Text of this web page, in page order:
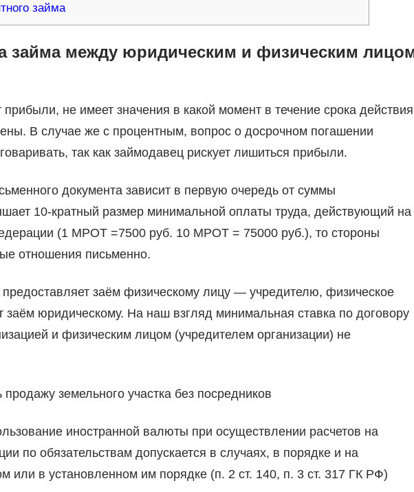
займа
займа между юридическим и физическим
не имеет значения в какой момент в течение срока действия
В случае же с процентным, вопрос о досрочном погашении
так как займодавец рискует лишиться прибыли.
документа зависит в первую очередь от суммы
10-кратный размер минимальной оплаты труда, действующий на
(1 МРОТ =7500 руб. 10 МРОТ = 75000 руб.), то стороны
отношения письменно.
заём физическому лицу — учредителю, физическое
заём юридическому. На наш взгляд минимальная ставка по договору
и физическим лицом (учредителем организации) не
земельного участка без посредников
иностранной валюты при осуществлении расчетов на
по обязательствам допускается в случаях, в порядке и на
или в установленном им порядке (п. 2 ст. 140, п. 3 ст. 317 ГК РФ)